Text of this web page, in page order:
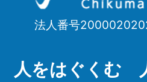
Chikuma
法人番号
人をはぐくむ